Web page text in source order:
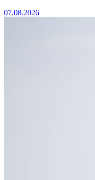
07.08.2026